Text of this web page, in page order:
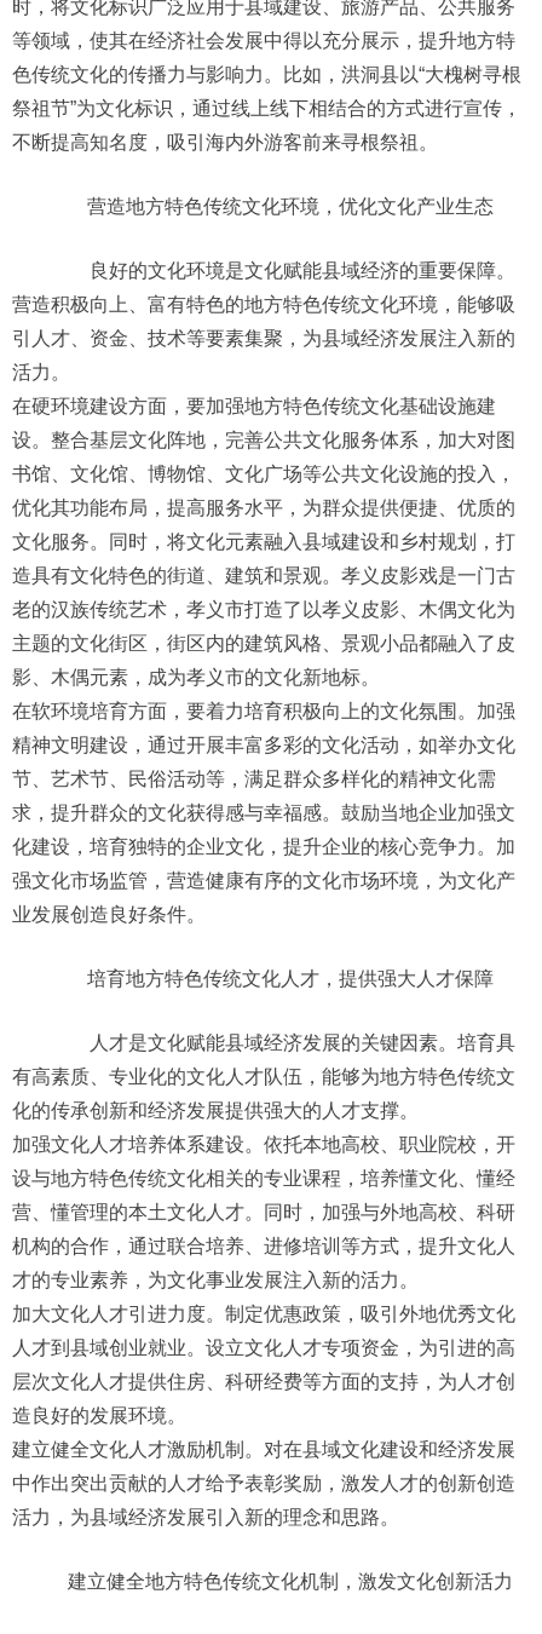
时，将文化标识广泛应用于县域建设、旅游产品、公共服务
等领域，使其在经济社会发展中得以充分展示，提升地方特
色传统文化的传播力与影响力。比如，洪洞县以“大槐树寻根
祭祖节”为文化标识，通过线上线下相结合的方式进行宣传，
不断提高知名度，吸引海内外游客前来寻根祭祖。
营造地方特色传统文化环境，优化文化产业生态
良好的文化环境是文化赋能县域经济的重要保障。
营造积极向上、富有特色的地方特色传统文化环境，能够吸
引人才、资金、技术等要素集聚，为县域经济发展注入新的
活力。
在硬环境建设方面，要加强地方特色传统文化基础设施建
设。整合基层文化阵地，完善公共文化服务体系，加大对图
书馆、文化馆、博物馆、文化广场等公共文化设施的投入，
优化其功能布局，提高服务水平，为群众提供便捷、优质的
文化服务。同时，将文化元素融入县域建设和乡村规划，打
造具有文化特色的街道、建筑和景观。孝义皮影戏是一门古
老的汉族传统艺术，孝义市打造了以孝义皮影、木偶文化为
主题的文化街区，街区内的建筑风格、景观小品都融入了皮
影、木偶元素，成为孝义市的文化新地标。
在软环境培育方面，要着力培育积极向上的文化氛围。加强
精神文明建设，通过开展丰富多彩的文化活动，如举办文化
节、艺术节、民俗活动等，满足群众多样化的精神文化需
求，提升群众的文化获得感与幸福感。鼓励当地企业加强文
化建设，培育独特的企业文化，提升企业的核心竞争力。加
强文化市场监管，营造健康有序的文化市场环境，为文化产
业发展创造良好条件。
培育地方特色传统文化人才，提供强大人才保障
人才是文化赋能县域经济发展的关键因素。培育具
有高素质、专业化的文化人才队伍，能够为地方特色传统文
化的传承创新和经济发展提供强大的人才支撑。
加强文化人才培养体系建设。依托本地高校、职业院校，开
设与地方特色传统文化相关的专业课程，培养懂文化、懂经
营、懂管理的本土文化人才。同时，加强与外地高校、科研
机构的合作，通过联合培养、进修培训等方式，提升文化人
才的专业素养，为文化事业发展注入新的活力。
加大文化人才引进力度。制定优惠政策，吸引外地优秀文化
人才到县域创业就业。设立文化人才专项资金，为引进的高
层次文化人才提供住房、科研经费等方面的支持，为人才创
造良好的发展环境。
建立健全文化人才激励机制。对在县域文化建设和经济发展
中作出突出贡献的人才给予表彰奖励，激发人才的创新创造
活力，为县域经济发展引入新的理念和思路。
建立健全地方特色传统文化机制，激发文化创新活力